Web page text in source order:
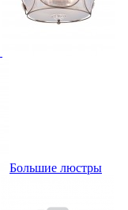
Большие люстры